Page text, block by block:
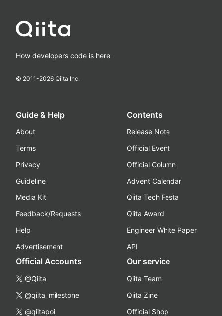
How developers code is here.
© 2011-2026 Qiita Inc.
Guide & Help
About
Terms
Privacy
Guideline
Media Kit
Feedback/Requests
Help
Advertisement
Contents
Release Note
Official Event
Official Column
Advent Calendar
Qiita Tech Festa
Qiita Award
Engineer White Paper
API
Official Accounts
@Qiita
@qiita_milestone
@qiitapoi
Our service
Qiita Team
Qiita Zine
Official Shop